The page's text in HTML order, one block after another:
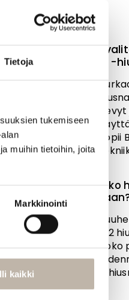
Tietoja
tukemiseen
muihin tietoihin, joita
Markkinointi
kaikki
Miksi
Slavic -
Montako
1–2
Koko
4